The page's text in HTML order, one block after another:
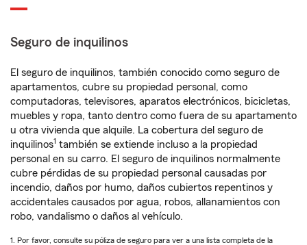
Seguro de inquilinos
El seguro de inquilinos, también conocido como seguro de
apartamentos, cubre su propiedad personal, como
computadoras, televisores, aparatos electrónicos, bicicletas,
muebles y ropa, tanto dentro como fuera de su apartamento
u otra vivienda que alquile. La cobertura del seguro de
inquilinos1 también se extiende incluso a la propiedad
personal en su carro. El seguro de inquilinos normalmente
cubre pérdidas de su propiedad personal causadas por
incendio, daños por humo, daños cubiertos repentinos y
accidentales causados por agua, robos, allanamientos con
robo, vandalismo o daños al vehículo.
1. Por favor, consulte su póliza de seguro para ver a una lista completa de la